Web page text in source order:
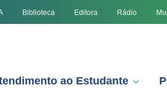
Biblioteca Editora Rádio
ao Estudante